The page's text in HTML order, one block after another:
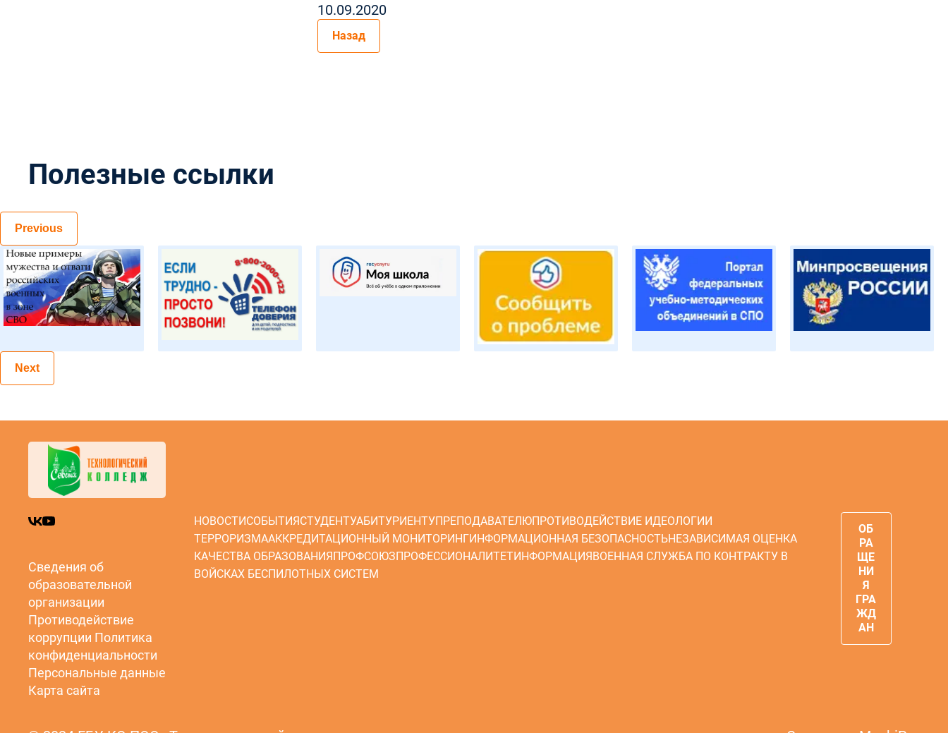
10.09.2020
Назад
Полезные ссылки
Previous
Next
Сведения об
образовательной
организации
Противодействие
коррупции Политика
конфиденциальности
Персональные данные
Карта сайта
НОВОСТИСОБЫТИЯСТУДЕНТУАБИТУРИЕНТУПРЕПОДАВАТЕЛЮПРОТИВОДЕЙСТВИЕ ИДЕОЛОГИИ
ТЕРРОРИЗМААККРЕДИТАЦИОННЫЙ МОНИТОРИНГИНФОРМАЦИОННАЯ БЕЗОПАСНОСТЬНЕЗАВИСИМАЯ ОЦЕНКА
КАЧЕСТВА ОБРАЗОВАНИЯПРОФСОЮЗПРОФЕССИОНАЛИТЕТИНФОРМАЦИЯВОЕННАЯ СЛУЖБА ПО КОНТРАКТУ В
ВОЙСКАХ БЕСПИЛОТНЫХ СИСТЕМ
ОБ
РА
ЩЕ
НИ
Я
ГРА
ЖД
АН